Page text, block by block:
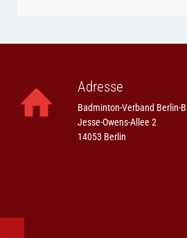
Adresse
Badminton-Verband Berlin-
Jesse-Owens-Allee 2
14053 Berlin